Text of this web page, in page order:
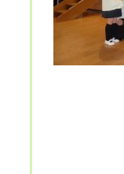
教室
日記
セス